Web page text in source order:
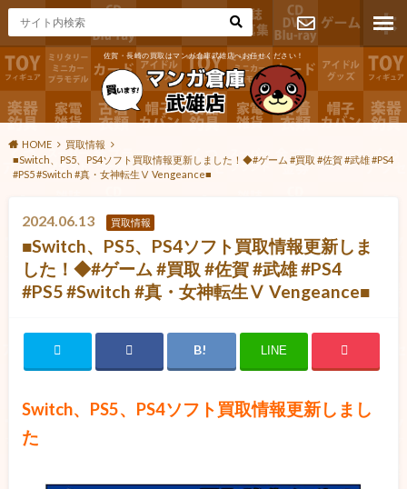
佐賀・長崎の買取はマンガ倉庫武雄店へお任せください！
お問い合わ
せ
HOME
買取情報
■Switch、PS5、PS4ソフト買取情報更新しました！◆#ゲーム #買取 #佐賀 #武雄 #PS4
#PS5 #Switch #真・女神転生Ⅴ Vengeance■
2024.06.13 買取情報
■Switch、PS5、PS4ソフト買取情報更新しま
した！◆#ゲーム #買取 #佐賀 #武雄 #PS4
#PS5 #Switch #真・女神転生Ⅴ Vengeance■
LINE
Switch、PS5、PS4ソフト買取情報更新しまし
た